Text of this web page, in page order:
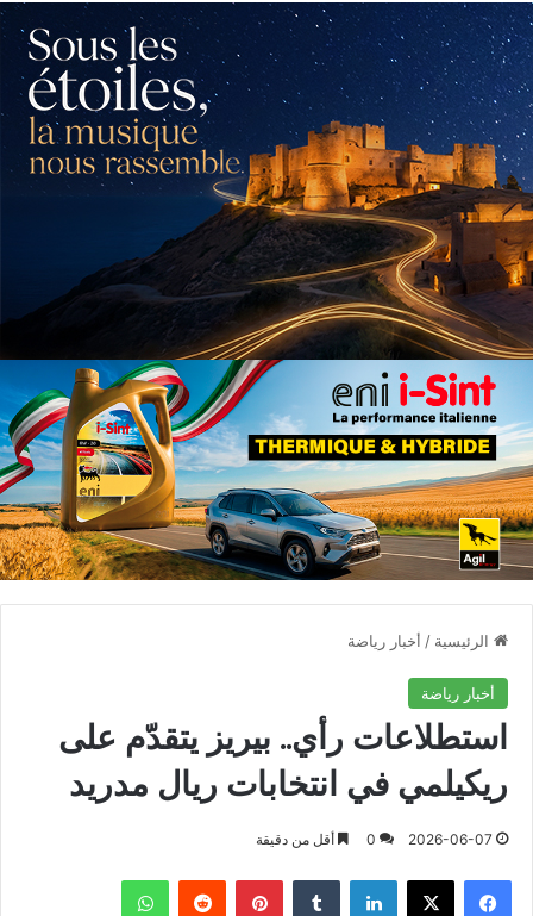
الرئيسية / أخبار رياضة
أخبار رياضة
استطلاعات رأي.. بيريز يتقدّم على
ريكيلمي في انتخابات ريال مدريد
2026-06-07
0 أقل من دقيقة
فيسبوك X لينكدإن بينتيريست واتساب